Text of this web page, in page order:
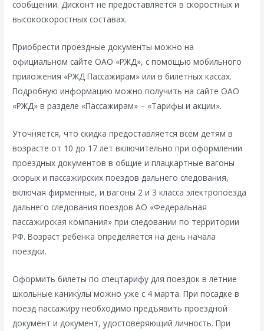
сообщении. Дисконт не предоставляется в скоростных и
высокоскоростных составах.
Приобрести проездные документы можно на
официальном сайте ОАО «РЖД», с помощью мобильного
приложения «РЖД Пассажирам» или в билетных кассах.
Подробную информацию можно получить на сайте ОАО
«РЖД» в разделе «Пассажирам» – «Тарифы и акции».
Уточняется, что скидка предоставляется всем детям в
возрасте от 10 до 17 лет включительно при оформлении
проездных документов в общие и плацкартные вагоны
скорых и пассажирских поездов дальнего следования,
включая фирменные, и вагоны 2 и 3 класса электропоезда
дальнего следования поездов АО «Федеральная
пассажирская компания» при следовании по территории
РФ. Возраст ребенка определяется на день начала
поездки.
Оформить билеты по спецтарифу для поездок в летние
школьные каникулы можно уже с 4 марта. При посадке в
поезд пассажиру необходимо предъявить проездной
документ и документ, удостоверяющий личность. При